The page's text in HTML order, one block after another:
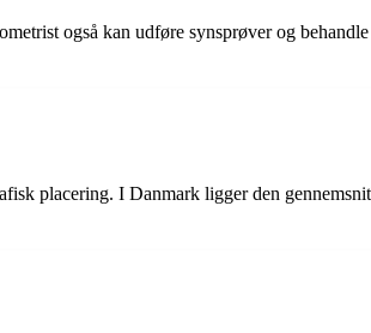
også kan udføre synsprøver og
placering. I Danmark ligger den